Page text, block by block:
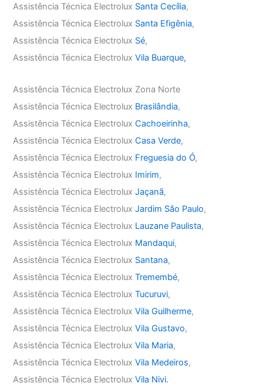
Assistência Técnica Electrolux Santa Cecília,
Assistência Técnica Electrolux Santa Efigênia,
Assistência Técnica Electrolux Sé,
Assistência Técnica ElectroluxVila Buarque,
Assistência Técnica Electrolux Zona Norte
Assistência Técnica Electrolux Brasilândia,
Assistência Técnica ElectroluxCachoeirinha,
Assistência Técnica ElectroluxCasa Verde,
Assistência Técnica Electrolux Freguesia do Ó,
Assistência Técnica Electrolux Imirim,
Assistência Técnica ElectroluxJaçanã,
Assistência Técnica ElectroluxJardim São Paulo,
Assistência Técnica Electrolux Lauzane Paulista,
Assistência Técnica Electrolux Mandaqui,
Assistência Técnica Electrolux Santana,
Assistência Técnica ElectroluxTremembé,
Assistência Técnica ElectroluxTucuruvi,
Assistência Técnica ElectroluxVila Guilherme,
Assistência Técnica ElectroluxVila Gustavo,
Assistência Técnica ElectroluxVila Maria,
Assistência Técnica ElectroluxVila Medeiros,
Assistência Técnica ElectroluxVila Nivi.